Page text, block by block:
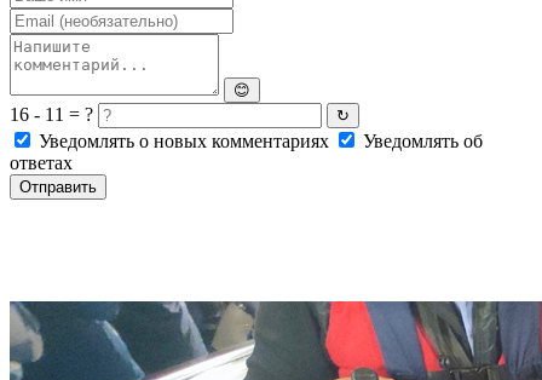
😊
16 - 11 = ? ↻
Уведомлять о новых комментариях
Уведомлять об
ответах
Отправить